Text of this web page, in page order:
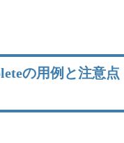
の用例と注意